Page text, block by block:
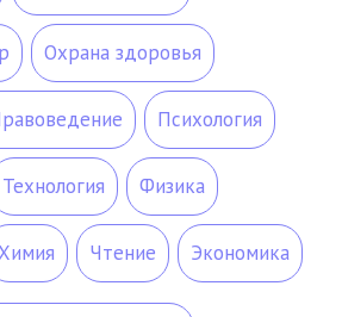
Охрана здоровья
Психология
Технология Физика
Чтение Экономика